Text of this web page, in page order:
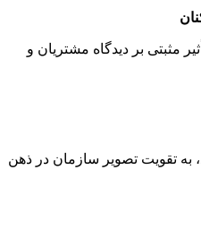
مثبتی بر دیدگاه مشتریان و
به تقویت تصویر سازمان در ذهن